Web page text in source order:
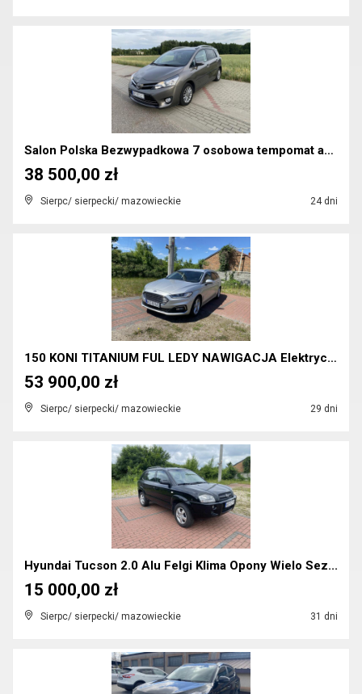
Salon Polska Bezwypadkowa 7 osobowa tempomat aktyw...
Sierpc/ sierpecki/ mazowieckie 24 dni
38 500,00 zł
150 KONI TITANIUM FUL LEDY NAWIGACJA Elektryczna k...
Sierpc/ sierpecki/ mazowieckie 29 dni
53 900,00 zł
Hyundai Tucson 2.0 Alu Felgi Klima Opony Wielo Sez...
Sierpc/ sierpecki/ mazowieckie 31 dni
15 000,00 zł